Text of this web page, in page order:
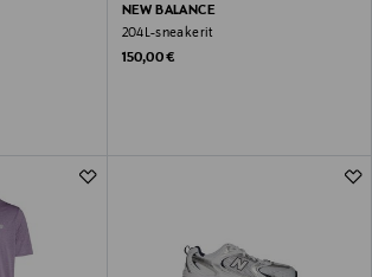
NEW BALANCE
204L-sneakerit
Original Price
150,00 €